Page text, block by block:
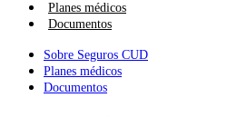
Planes médicos
Documentos
Sobre Seguros CUD
Planes médicos
Documentos